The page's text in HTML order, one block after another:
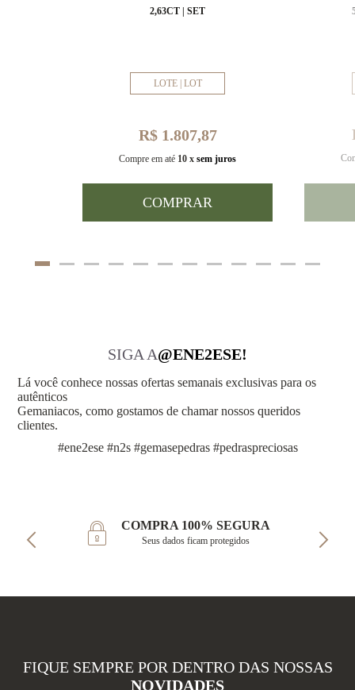
2,63CT | SET
LOTE | LOT
R$ 1.807,87
Compre em até 10 x sem juros
COMPRAR
SIGA A@ENE2ESE!
Lá você conhece nossas ofertas semanais exclusivas para os
autênticos
Gemaniacos, como gostamos de chamar nossos queridos
clientes.
#ene2ese #n2s #gemasepedras #pedraspreciosas
COMPRA 100% SEGURA
Seus dados ficam protegidos
FIQUE SEMPRE POR DENTRO DAS NOSSAS
NOVIDADES